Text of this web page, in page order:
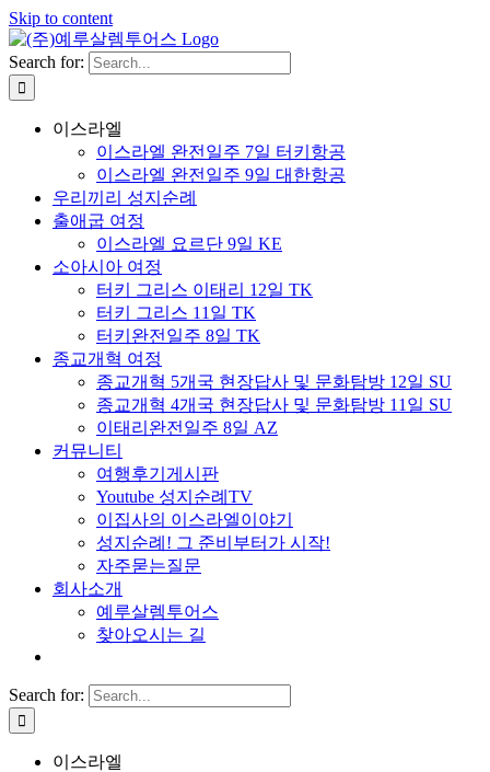
Skip to content
Search for:
이스라엘
이스라엘 완전일주 7일 터키항공
이스라엘 완전일주 9일 대한항공
우리끼리 성지순례
출애굽 여정
이스라엘 요르단 9일 KE
소아시아 여정
터키 그리스 이태리 12일 TK
터키 그리스 11일 TK
터키완전일주 8일 TK
종교개혁 여정
종교개혁 5개국 현장답사 및 문화탐방 12일 SU
종교개혁 4개국 현장답사 및 문화탐방 11일 SU
이태리완전일주 8일 AZ
커뮤니티
여행후기게시판
Youtube 성지순례TV
이집사의 이스라엘이야기
성지순례! 그 준비부터가 시작!
자주묻는질문
회사소개
예루살렘투어스
찾아오시는 길
Search for:
이스라엘